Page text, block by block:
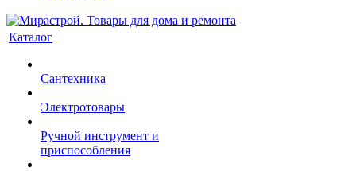
Каталог
Сантехника
Электротовары
Ручной инструмент и
приспособления